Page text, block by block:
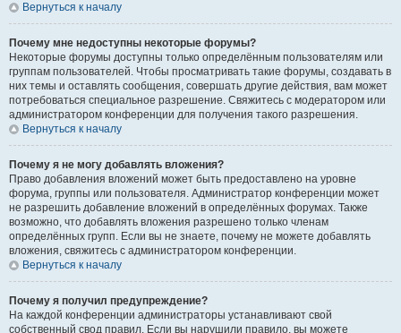
Вернуться к началу
Почему мне недоступны некоторые форумы?
Некоторые форумы доступны только определённым пользователям или
группам пользователей. Чтобы просматривать такие форумы, создавать в
них темы и оставлять сообщения, совершать другие действия, вам может
потребоваться специальное разрешение. Свяжитесь с модератором или
администратором конференции для получения такого разрешения.
Вернуться к началу
Почему я не могу добавлять вложения?
Право добавления вложений может быть предоставлено на уровне
форума, группы или пользователя. Администратор конференции может
не разрешить добавление вложений в определённых форумах. Также
возможно, что добавлять вложения разрешено только членам
определённых групп. Если вы не знаете, почему не можете добавлять
вложения, свяжитесь с администратором конференции.
Вернуться к началу
Почему я получил предупреждение?
На каждой конференции администраторы устанавливают свой
собственный свод правил. Если вы нарушили правило, вы можете